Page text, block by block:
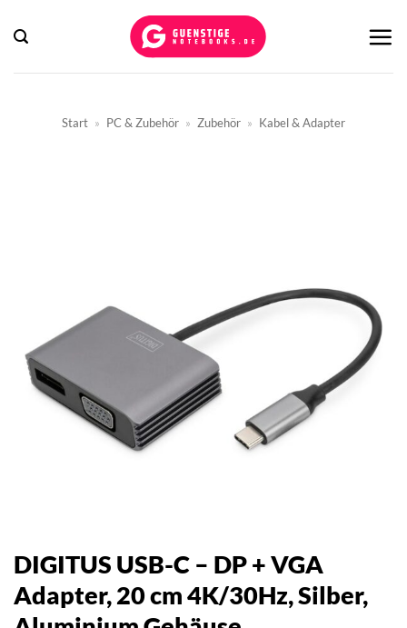
Inhalt
Start » PC & Zubehör » Zubehör » Kabel & Adapter
DIGITUS USB-C – DP + VGA
Adapter, 20 cm 4K/30Hz, Silber,